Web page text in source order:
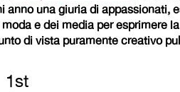
anno una giuria di appassionati,
e dei media per esprimere
di vista puramente creativo
1st